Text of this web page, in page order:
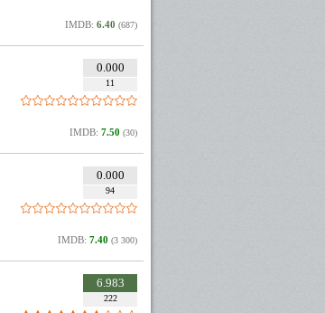
IMDB: 6.40 (687)
0.000
11
IMDB: 7.50 (30)
0.000
94
IMDB: 7.40 (3 300)
6.983
222